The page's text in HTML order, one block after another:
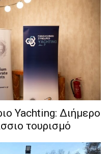
Yachting: Διήμερο
τουρισμό